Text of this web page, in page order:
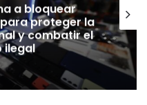
a bloquear
proteger la
y combatir el
ilegal